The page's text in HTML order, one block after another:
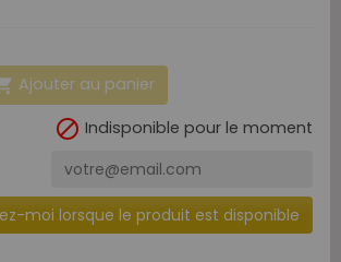
Ajouter au panier
 Indisponible pour le moment
moi lorsque le produit est disponible